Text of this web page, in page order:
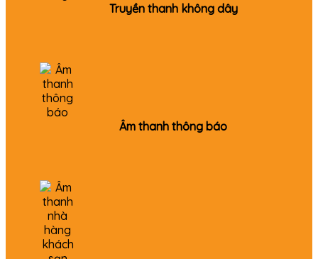
Truyền thanh không dây
Âm thanh thông báo